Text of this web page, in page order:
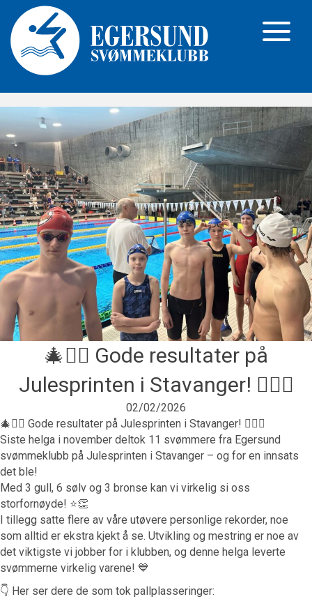
🎄🏊‍♂️ Gode resultater på
Julesprinten i Stavanger! 🏊‍♀️🎄
02/02/2026
🎄🏊‍♂️ Gode resultater på Julesprinten i Stavanger! 🏊‍♀️🎄
Siste helga i november deltok 11 svømmere fra Egersund
svømmeklubb på Julesprinten i Stavanger – og for en innsats
det ble!
Med 3 gull, 6 sølv og 3 bronse kan vi virkelig si oss
storfornøyde! ⭐👏
I tillegg satte flere av våre utøvere personlige rekorder, noe
som alltid er ekstra kjekt å se. Utvikling og mestring er noe av
det viktigste vi jobber for i klubben, og denne helga leverte
svømmerne virkelig varene! 💙
👇 Her ser dere de som tok pallplasseringer: